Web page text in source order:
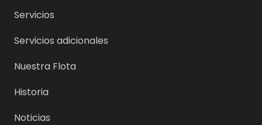
Servicios
Servicios adicionales
Nuestra Flota
Historia
Noticias